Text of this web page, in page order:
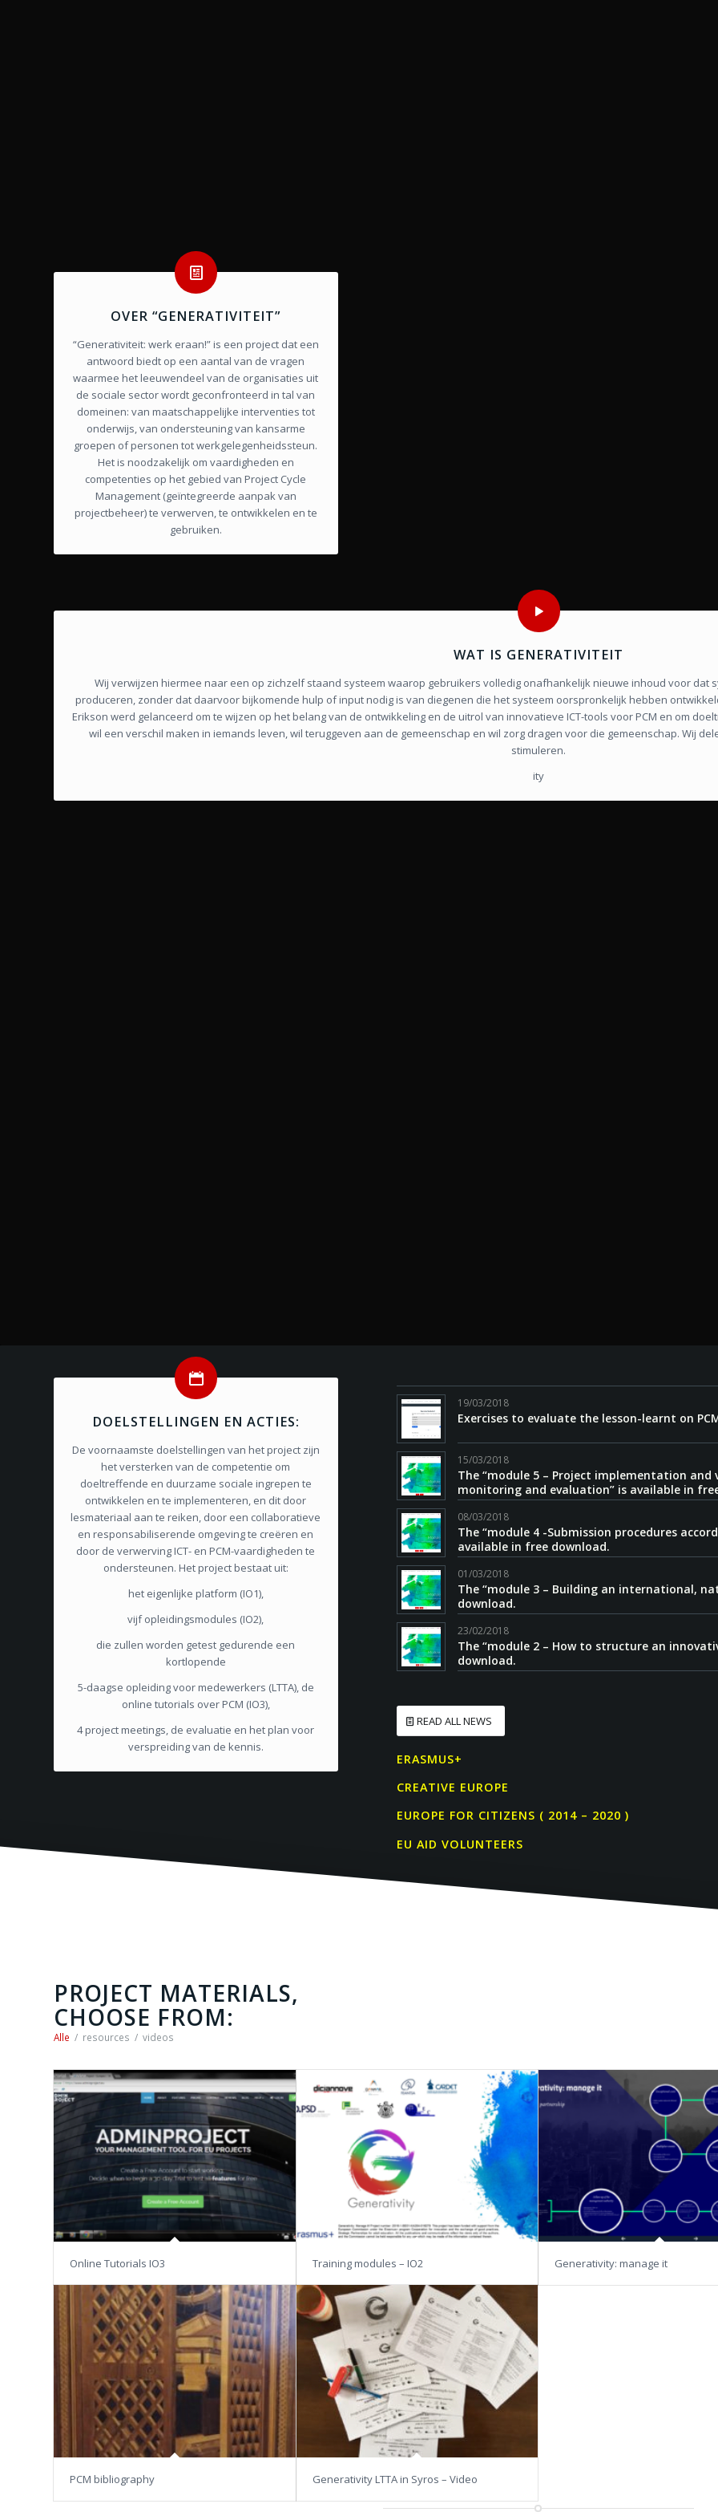
OVER “GENERATIVITEIT”
“Generativiteit: werk eraan!” is een project dat een
antwoord biedt op een aantal van de vragen
waarmee het leeuwendeel van de organisaties uit
de sociale sector wordt geconfronteerd in tal van
domeinen: van maatschappelijke interventies tot
onderwijs, van ondersteuning van kansarme
groepen of personen tot werkgelegenheidssteun.
Het is noodzakelijk om vaardigheden en
competenties op het gebied van Project Cycle
Management (geïntegreerde aanpak van
projectbeheer) te verwerven, te ontwikkelen en te
gebruiken.
WAT IS GENERATIVITEIT
Wij verwijzen hiermee naar een op zichzelf staand systeem waarop gebruikers volledig onafhankelijk nieuwe inhoud voor dat
produceren, zonder dat daarvoor bijkomende hulp of input nodig is van diegenen die het systeem oorspronkelijk hebben
Erikson werd gelanceerd om te wijzen op het belang van de ontwikkeling en de uitrol van innovatieve ICT-tools voor PCM en om
wil een verschil maken in iemands leven, wil teruggeven aan de gemeenschap en wil zorg dragen voor die gemeenschap. Wij
stimuleren.
ity
DOELSTELLINGEN EN ACTIES:
De voornaamste doelstellingen van het project zijn
het versterken van de competentie om
doeltreffende en duurzame sociale ingrepen te
ontwikkelen en te implementeren, en dit door
lesmateriaal aan te reiken, door een collaboratieve
en responsabiliserende omgeving te creëren en
door de verwerving ICT- en PCM-vaardigheden te
ondersteunen. Het project bestaat uit:
het eigenlijke platform (IO1),
vijf opleidingsmodules (IO2),
die zullen worden getest gedurende een
kortlopende
5-daagse opleiding voor medewerkers (LTTA), de
online tutorials over PCM (IO3),
4 project meetings, de evaluatie en het plan voor
verspreiding van de kennis.
19/03/2018
Exercises to evaluate the lesson-learnt on
15/03/2018
The “module 5 – Project implementation
monitoring and evaluation” is available in
08/03/2018
The “module 4 -Submission procedures
available in free download.
01/03/2018
The “module 3 – Building an international,
download.
23/02/2018
The “module 2 – How to structure an
download.
READ ALL NEWS
ERASMUS+
CREATIVE EUROPE
EUROPE FOR CITIZENS ( 2014 – 2020 )
EU AID VOLUNTEERS
PROJECT MATERIALS,
CHOOSE FROM:
Alle / resources / videos
Online Tutorials IO3 Training modules – IO2 Generativity: manage it
PCM bibliography Generativity LTTA in Syros – Video